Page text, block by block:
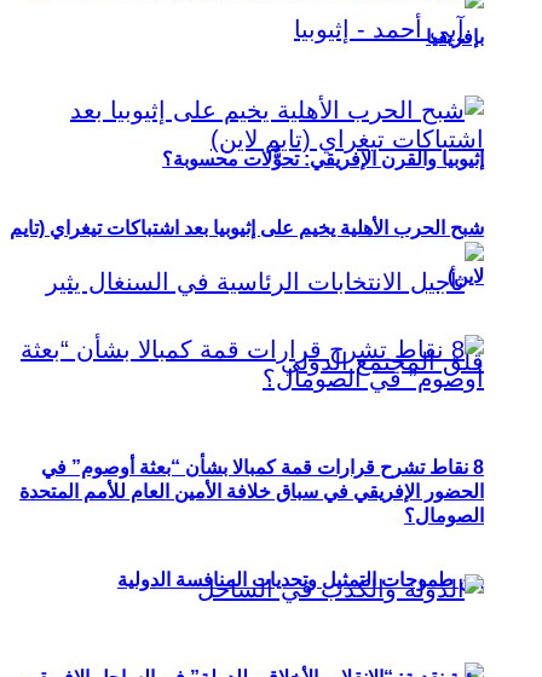
إثيوبيا والقرن الإفريقي: تحوُّلات محسوبة؟
الحضور الإفريقي في سباق خلافة الأمين العام للأمم المتحدة
بين طموحات التمثيل وتحديات المنافسة الدولية
بإفريقيا
شبح الحرب الأهلية يخيم على إثيوبيا بعد اشتباكات تيغراي (تايم
لاين)
8 نقاط تشرح قرارات قمة كمبالا بشأن “بعثة أوصوم” في
الصومال؟